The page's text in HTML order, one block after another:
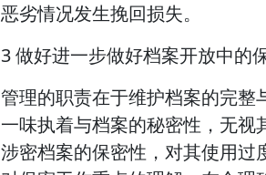
恶劣情况发生挽回损失。
3 做好进一步做好档案开放中的
管理的职责在于维护档案的完整
一味执着与档案的秘密性，无
涉密档案的保密性，对其使用过